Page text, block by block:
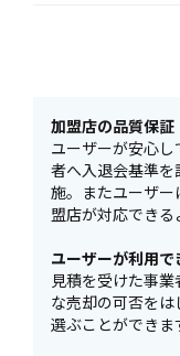
加盟店の品質保証
ユーザーが安心
者へ入退会基準
施。またユーザ
盟店が対応できる
ユーザーが利用
見積を受けた事
な売却の可否を
選ぶことができま